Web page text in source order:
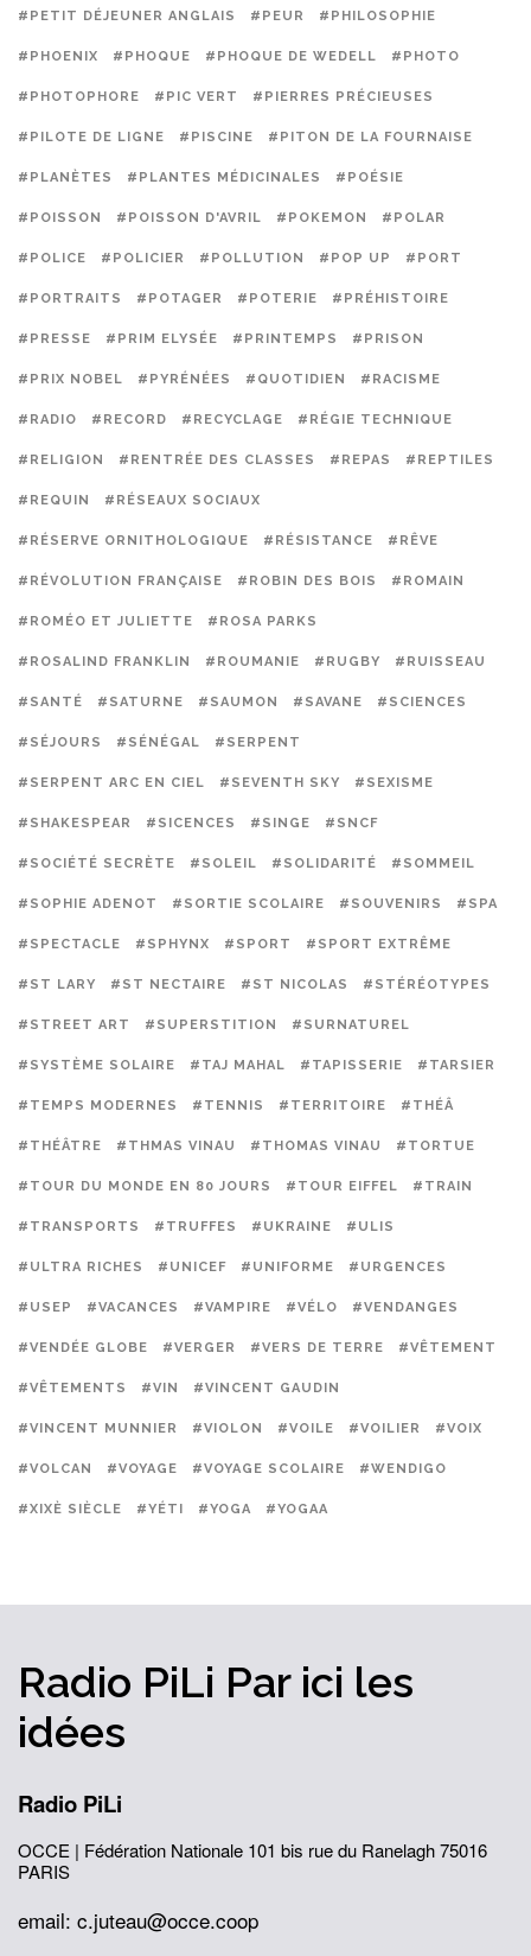
#PETIT DÉJEUNER ANGLAIS #PEUR #PHILOSOPHIE
#PHOENIX #PHOQUE #PHOQUE DE WEDELL #PHOTO
#PHOTOPHORE #PIC VERT #PIERRES PRÉCIEUSES
#PILOTE DE LIGNE #PISCINE #PITON DE LA FOURNAISE
#PLANÈTES #PLANTES MÉDICINALES #POÉSIE
#POISSON #POISSON D'AVRIL #POKEMON #POLAR
#POLICE #POLICIER #POLLUTION #POP UP #PORT
#PORTRAITS #POTAGER #POTERIE #PRÉHISTOIRE
#PRESSE #PRIM ELYSÉE #PRINTEMPS #PRISON
#PRIX NOBEL #PYRÉNÉES #QUOTIDIEN #RACISME
#RADIO #RECORD #RECYCLAGE #RÉGIE TECHNIQUE
#RELIGION #RENTRÉE DES CLASSES #REPAS #REPTILES
#REQUIN #RÉSEAUX SOCIAUX
#RÉSERVE ORNITHOLOGIQUE #RÉSISTANCE #RÊVE
#RÉVOLUTION FRANÇAISE #ROBIN DES BOIS #ROMAIN
#ROMÉO ET JULIETTE #ROSA PARKS
#ROSALIND FRANKLIN #ROUMANIE #RUGBY #RUISSEAU
#SANTÉ #SATURNE #SAUMON #SAVANE #SCIENCES
#SÉJOURS #SÉNÉGAL #SERPENT
#SERPENT ARC EN CIEL #SEVENTH SKY #SEXISME
#SHAKESPEAR #SICENCES #SINGE #SNCF
#SOCIÉTÉ SECRÈTE #SOLEIL #SOLIDARITÉ #SOMMEIL
#SOPHIE ADENOT #SORTIE SCOLAIRE #SOUVENIRS #SPA
#SPECTACLE #SPHYNX #SPORT #SPORT EXTRÊME
#ST LARY #ST NECTAIRE #ST NICOLAS #STÉRÉOTYPES
#STREET ART #SUPERSTITION #SURNATUREL
#SYSTÈME SOLAIRE #TAJ MAHAL #TAPISSERIE #TARSIER
#TEMPS MODERNES #TENNIS #TERRITOIRE #THÉÂ
#THÉÂTRE #THMAS VINAU #THOMAS VINAU #TORTUE
#TOUR DU MONDE EN 80 JOURS #TOUR EIFFEL #TRAIN
#TRANSPORTS #TRUFFES #UKRAINE #ULIS
#ULTRA RICHES #UNICEF #UNIFORME #URGENCES
#USEP #VACANCES #VAMPIRE #VÉLO #VENDANGES
#VENDÉE GLOBE #VERGER #VERS DE TERRE #VÊTEMENT
#VÊTEMENTS #VIN #VINCENT GAUDIN
#VINCENT MUNNIER #VIOLON #VOILE #VOILIER #VOIX
#VOLCAN #VOYAGE #VOYAGE SCOLAIRE #WENDIGO
#XIXÈ SIÈCLE #YÉTI #YOGA #YOGAA
Radio PiLi Par ici les
idées
Radio PiLi
OCCE | Fédération Nationale 101 bis rue du Ranelagh75016
PARIS
email: c.juteau@occe.coop